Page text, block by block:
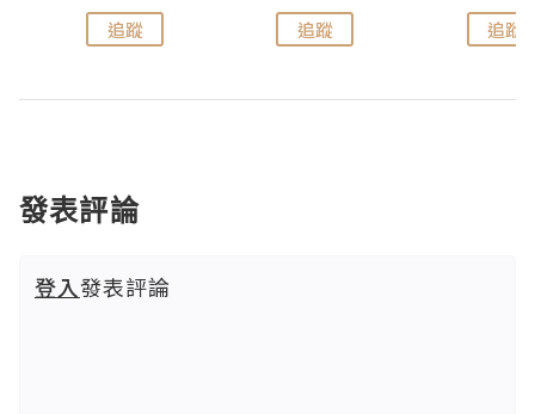
追蹤 追蹤 追蹤
發表評論
登入發表評論